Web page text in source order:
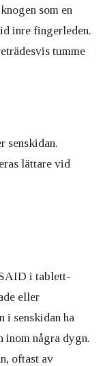
som en
inre fingerleden.
tumme
senskidan.
lättare vid
i tablett-
eller
i senskidan ha
inom några dygn.
oftast av